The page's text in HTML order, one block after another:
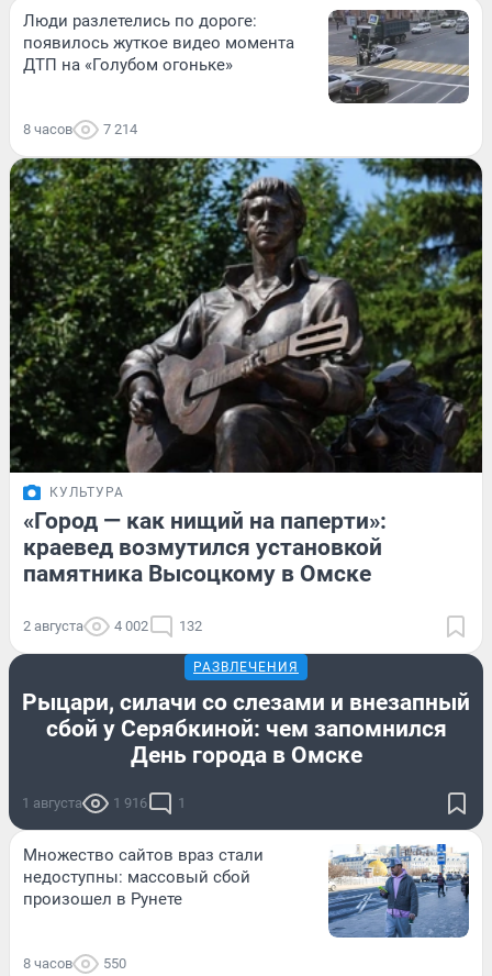
Люди разлетелись по дороге:
появилось жуткое видео момента
ДТП на «Голубом огоньке»
8 часов 7 214
КУЛЬТУРА
«Город — как нищий на паперти»:
краевед возмутился установкой
памятника Высоцкому в Омске
2 августа 4 002 132
РАЗВЛЕЧЕНИЯ
Рыцари, силачи со слезами и внезапный
сбой у Серябкиной: чем запомнился
День города в Омске
1 августа 1 916 1
Множество сайтов враз стали
недоступны: массовый сбой
произошел в Рунете
8 часов 550